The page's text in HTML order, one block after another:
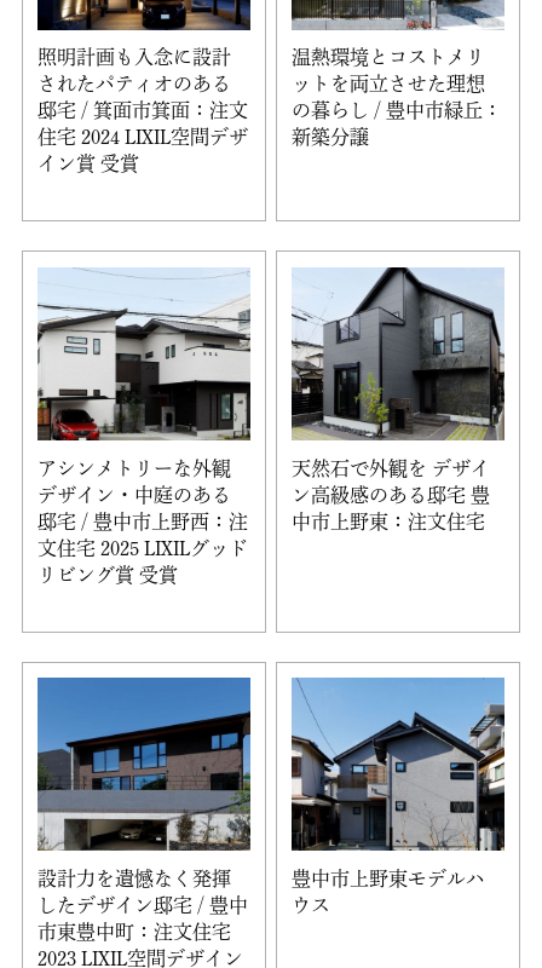
照明計画も入念に設計
されたパティオのある
邸宅 / 箕面市箕面：注文
住宅 2024 LIXIL空間デザ
イン賞 受賞
温熱環境とコストメリ
ットを両立させた理想
の暮らし / 豊中市緑丘：
新築分譲
アシンメトリーな外観
デザイン・中庭のある
邸宅 / 豊中市上野西：注
文住宅 2025 LIXILグッド
リビング賞 受賞
天然石で外観を デザイ
ン高級感のある邸宅 豊
中市上野東：注文住宅
設計力を遺憾なく発揮
したデザイン邸宅 / 豊中
市東豊中町：注文住宅
2023 LIXIL空間デザイン
豊中市上野東モデルハ
ウス